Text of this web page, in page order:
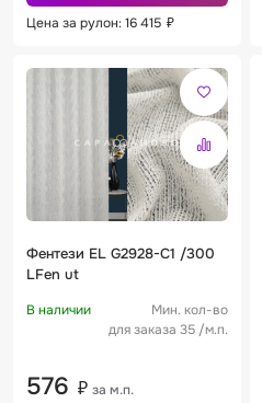
Цена за рулон: 16 415 ₽
Фентези EL G2928-C1 /300
LFen ut
В наличии
Мин. кол-во
для заказа 35 /м.п.
576 ₽ за м.п.